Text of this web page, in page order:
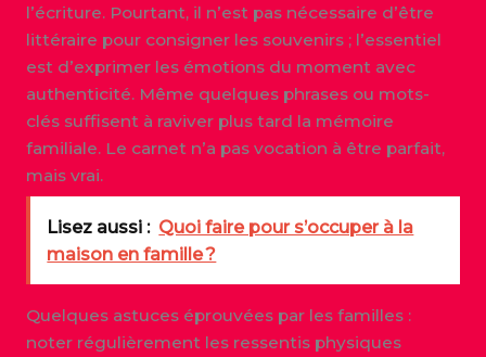
l’écriture. Pourtant, il n’est pas nécessaire d’être
littéraire pour consigner les souvenirs ; l’essentiel
est d’exprimer les émotions du moment avec
authenticité. Même quelques phrases ou mots-
clés suffisent à raviver plus tard la mémoire
familiale. Le carnet n’a pas vocation à être parfait,
mais vrai.
Lisez aussi : Quoi faire pour s’occuper à la
maison en famille ?
Quelques astuces éprouvées par les familles :
noter régulièrement les ressentis physiques